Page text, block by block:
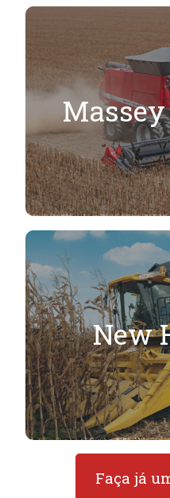
New
Faça já